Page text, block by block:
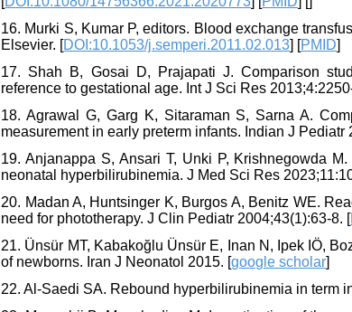
16. Murki S, Kumar P, editors. Blood exchange
Elsevier. [DOI:10.1053/j.semperi.2011.02.013] [PMID]
17. Shah B, Gosai D, Prajapati J. Comparison
reference to gestational age. Int J Sci Res
18. Agrawal G, Garg K, Sitaraman S, Sarna A.
measurement in early preterm infants. Indian J Pediatr
19. Anjanappa S, Ansari T, Unki P, Krishnegowda
neonatal hyperbilirubinemia. J Med Sci Res
20. Madan A, Huntsinger K, Burgos A, Benitz WE.
need for phototherapy. J Clin Pediatr 2004;43(1):63-8. [
21. Ünsür MT, Kabakoğlu Ünsür E, Inan N, Ipek IÖ,
of newborns. Iran J Neonatol 2015. [google scholar]
22. Al-Saedi SA. Rebound hyperbilirubinemia in term